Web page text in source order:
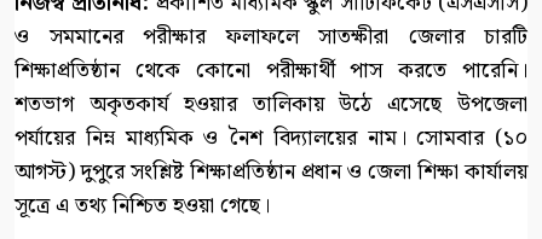
ও সমমানের পরীক্ষার ফলাফলে সাতক্ষীরা জেলার চারটি
শিক্ষাপ্রতিষ্ঠান থেকে কোনো পরীক্ষার্থী পাস করতে পারেনি।
শতভাগ অকৃতকার্য হওয়ার তালিকায় উঠে এসেছে উপজেলা
পর্যায়ের নিম্ন মাধ্যমিক ও নৈশ বিদ্যালয়ের নাম। সোমবার (১০
আগস্ট) দুপুরে সংশ্লিষ্ট শিক্ষাপ্রতিষ্ঠান প্রধান ও জেলা শিক্ষা কার্যালয়
সূত্রে এ তথ্য নিশ্চিত হওয়া গেছে।